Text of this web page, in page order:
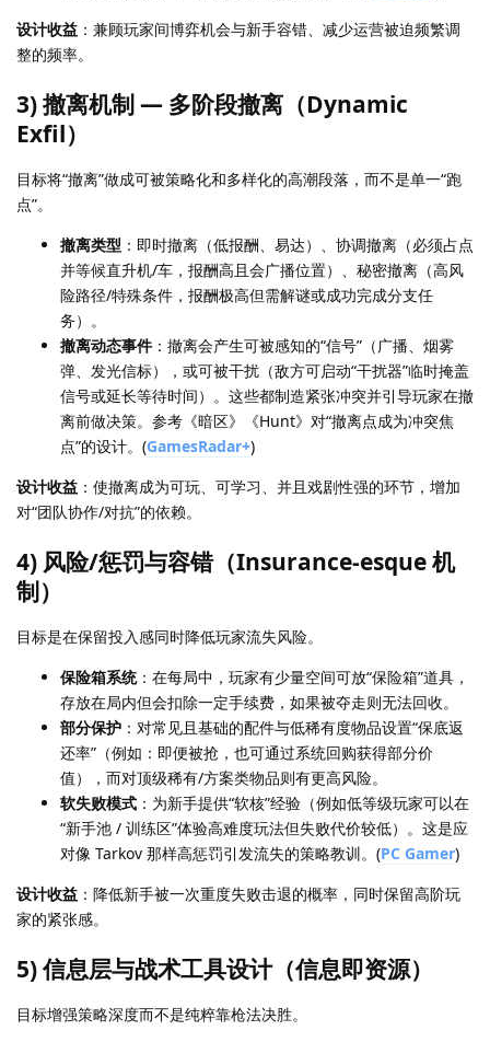
设计收益 ：兼顾玩家间博弈机会与新手容错、减少运营被迫频繁调
整的频率。
3) 撤离机制 — 多阶段撤离（Dynamic
Exfil）
目标将“撤离”做成可被策略化和多样化的高潮段落，而不是单一“跑
点”。
撤离类型 ：即时撤离（低报酬、易达）、协调撤离（必须占点
并等候直升机/车，报酬高且会广播位置）、秘密撤离（高风
险路径/特殊条件，报酬极高但需解谜或成功完成分支任
务）。
撤离动态事件 ：撤离会产生可被感知的“信号”（广播、烟雾
弹、发光信标），或可被干扰（敌方可启动“干扰器”临时掩盖
信号或延长等待时间）。这些都制造紧张冲突并引导玩家在撤
离前做决策。参考《暗区》《Hunt》对“撤离点成为冲突焦
点”的设计。(GamesRadar+)
设计收益 ：使撤离成为可玩、可学习、并且戏剧性强的环节，增加
对“团队协作/对抗”的依赖。
4) 风险/惩罚与容错（Insurance-esque 机
制）
目标是在保留投入感同时降低玩家流失风险。
保险箱系统：在每局中，玩家有少量空间可放“保险箱”道具，
存放在局内但会扣除一定手续费，如果被夺走则无法回收。
部分保护 ：对常见且基础的配件与低稀有度物品设置“保底返
还率”（例如：即便被抢，也可通过系统回购获得部分价
值），而对顶级稀有/方案类物品则有更高风险。
软失败模式 ：为新手提供“软核”经验（例如低等级玩家可以在
“新手池 / 训练区”体验高难度玩法但失败代价较低）。这是应
对像 Tarkov 那样高惩罚引发流失的策略教训。(PC Gamer)
设计收益 ：降低新手被一次重度失败击退的概率，同时保留高阶玩
家的紧张感。
5) 信息层与战术工具设计（信息即资源）
目标增强策略深度而不是纯粹靠枪法决胜。